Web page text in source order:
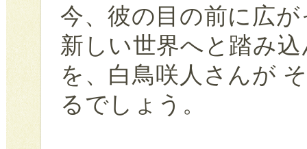
今、彼の目の前に広
新しい世界へと踏み
を、白鳥咲人さんが
るでしょう。